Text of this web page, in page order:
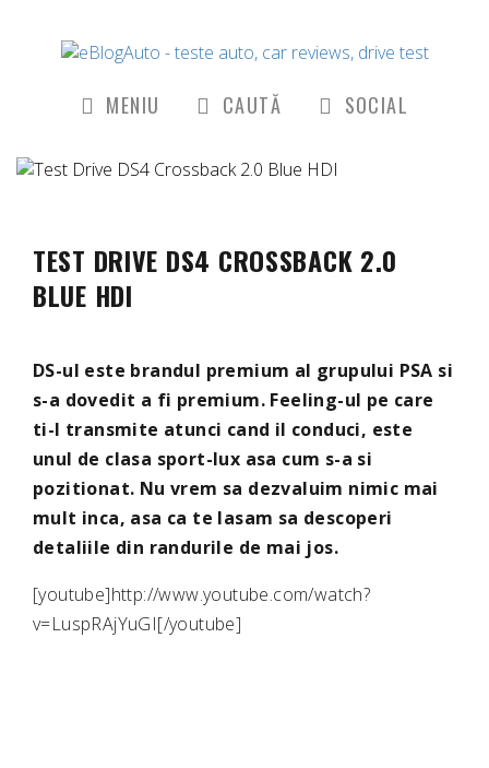
MENIU CAUTĂ SOCIAL
TEST DRIVE DS4 CROSSBACK 2.0
BLUE HDI
DS-ul este brandul premium al grupului PSA si
s-a dovedit a fi premium. Feeling-ul pe care
ti-l transmite atunci cand il conduci, este
unul de clasa sport-lux asa cum s-a si
pozitionat. Nu vrem sa dezvaluim nimic mai
mult inca, asa ca te lasam sa descoperi
detaliile din randurile de mai jos.
[youtube]http://www.youtube.com/watch?
v=LuspRAjYuGI[/youtube]